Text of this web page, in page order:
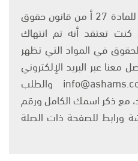
يتم الاستخدام المواد وفقًا للمادة 27 أ من قانون حقوق
2007، وإن كنت تعتقد أنه تم انتهاك
في المواد التي تظهر
عبر البريد الإلكتروني
على العنوان التالي: info@ashams.com والطلب
مع ذكر اسمك الكامل ورقم
ورابط للصفحة ذات الصلة